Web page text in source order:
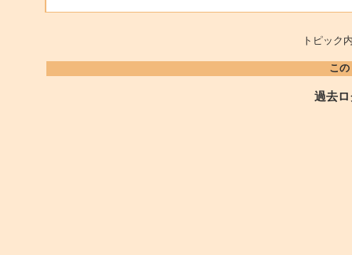
トピッ
こ
過去